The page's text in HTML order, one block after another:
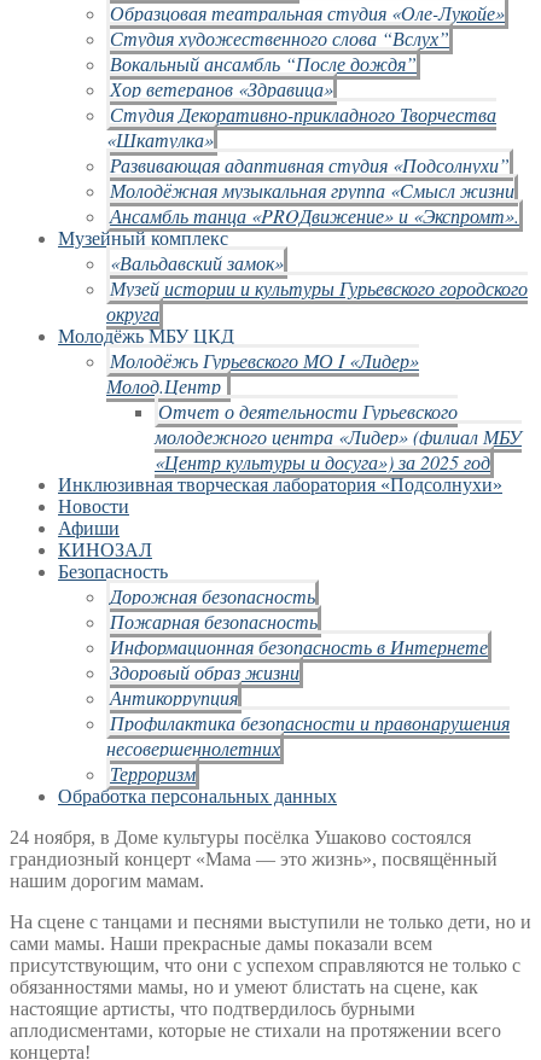
Образцовая театральная студия «Оле-Лукойе»
Студия художественного слова “Вслух”
Вокальный ансамбль “После дождя”
Хор ветеранов «Здравица»
Студия Декоративно-прикладного Творчества
«Шкатулка»
Развивающая адаптивная студия «Подсолнухи”
Молодёжная музыкальная группа «Смысл жизни
Ансамбль танца «PROДвижение» и «Экспромт».
Музейный комплекс
«Вальдавский замок»
Музей истории и культуры Гурьевского городского
округа
Молодёжь МБУ ЦКД
Молодёжь Гурьевского МО I «Лидер»
Молод.Центр
Отчет о деятельности Гурьевского
молодежного центра «Лидер» (филиал МБУ
«Центр культуры и досуга») за 2025 год
Инклюзивная творческая лаборатория «Подсолнухи»
Новости
Афиши
КИНОЗАЛ
Безопасность
Дорожная безопасность
Пожарная безопасность
Информационная безопасность в Интернете
Здоровый образ жизни
Антикоррупция
Профилактика безопасности и правонарушения
несовершеннолетних
Терроризм
Обработка персональных данных
24 ноября, в Доме культуры посёлка Ушаково состоялся
грандиозный концерт «Мама — это жизнь», посвящённый
нашим дорогим мамам.
На сцене с танцами и песнями выступили не только дети, но и
сами мамы. Наши прекрасные дамы показали всем
присутствующим, что они с успехом справляются не только с
обязанностями мамы, но и умеют блистать на сцене, как
настоящие артисты, что подтвердилось бурными
аплодисментами, которые не стихали на протяжении всего
концерта!